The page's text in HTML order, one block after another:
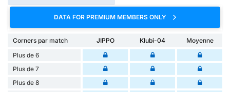
DATA FOR PREMIUM MEMBERS ONLY
Corners par match JIPPO Klubi-04
Moyenne
Plus de 6
Plus de 7
Plus de 8